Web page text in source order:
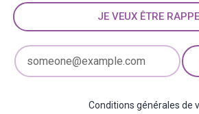
Conditions générales de
JE VEUX ÊTRE